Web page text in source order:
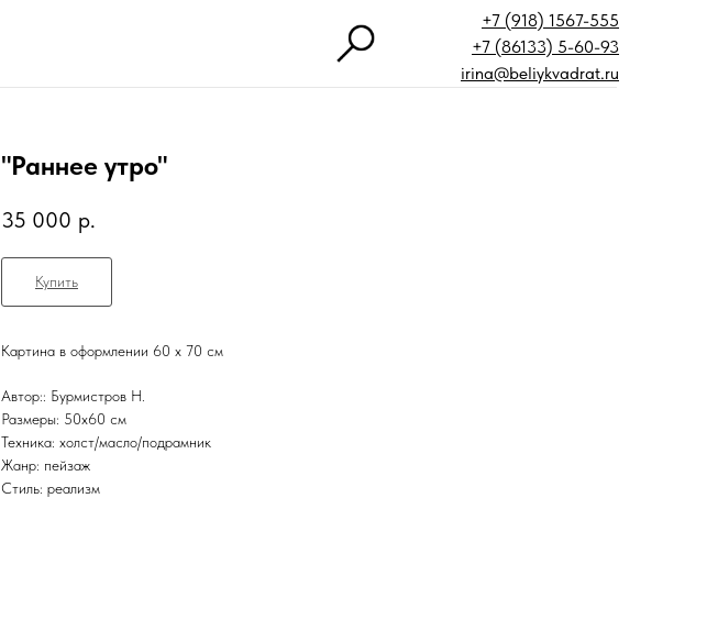
+7 (918) 1567-555
+7 (86133) 5-60-93
irina@beliykvadrat.ru
"Раннее утро"
35 000 р.
Купить
Картина в оформлении 60 х 70 см
Автор:: Бурмистров Н.
Размеры: 50x60 см
Техника: холст/масло/подрамник
Жанр: пейзаж
Стиль: реализм